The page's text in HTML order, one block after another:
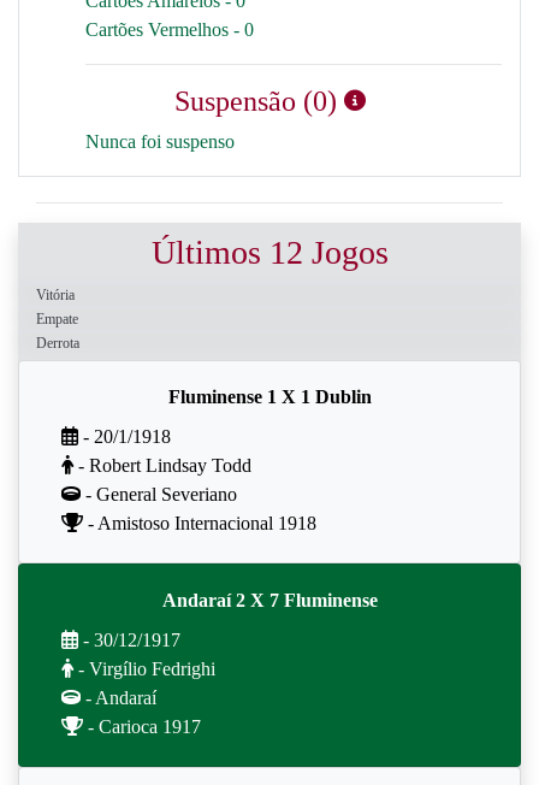
Cartões Vermelhos - 0
Suspensão (0)
Nunca foi suspenso
Últimos 12 Jogos
Vitória
Empate
Derrota
Fluminense 1 X 1 Dublin
- 20/1/1918
- Robert Lindsay Todd
- General Severiano
- Amistoso Internacional 1918
Andaraí 2 X 7 Fluminense
- 30/12/1917
- Virgílio Fedrighi
- Andaraí
- Carioca 1917